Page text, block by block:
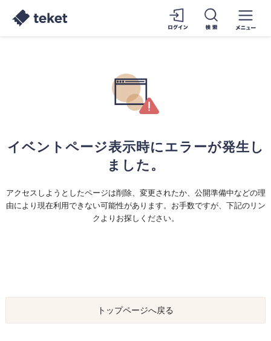
イベントページ表示時にエラーが発生し
ました。
アクセスしようとしたページは削除、変更されたか、公開準備中などの理
由により現在利用できない可能性があります。お手数ですが、下記のリン
クよりお探しください。
トップページへ戻る